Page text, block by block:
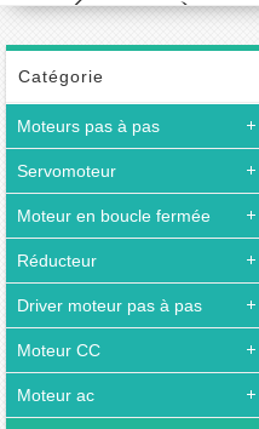
50-300mm avec moteur pas à pas Nema 14
Catégorie
Moteurs pas à pas
Servomoteur
Moteur en boucle fermée
Réducteur
Driver moteur pas à pas
Moteur CC
Moteur ac